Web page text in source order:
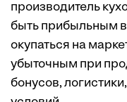
производитель
быть прибыльным
окупаться на
убыточным при
бонусов,